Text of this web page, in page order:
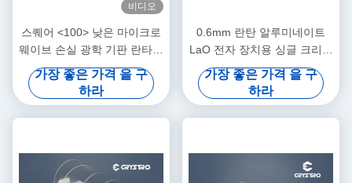
비디오
스퀘어 <100> 낮은 마이크로
웨이브 손실 광학 기판 란타늄
알루미네이트 Laalo3 타겟
가장 좋은 가격 을 구
하라
0.6mm 란탄 알루미네이트
LaO 전자 장치용 싱글 크리스
탈 웨이퍼
가장 좋은 가격 을 구
하라